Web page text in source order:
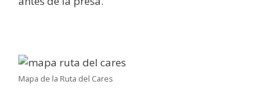
Mapa de la Ruta del Cares